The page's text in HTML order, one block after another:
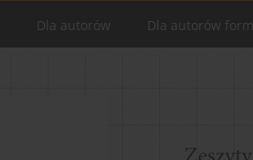
Dla autorów Dla autorów